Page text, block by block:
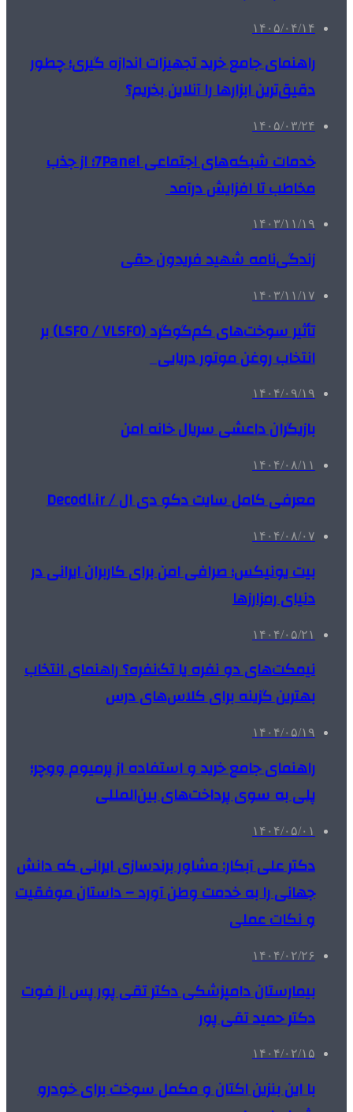
۱۴۰۵/۰۴/۱۴
راهنمای جامع خرید تجهیزات اندازه گیری؛ چطور
دقیق‌ترین ابزارها را آنلاین بخریم؟
۱۴۰۵/۰۳/۲۴
خدمات شبکه‌های اجتماعی 7Panel؛ از جذب
مخاطب تا افزایش درآمد
۱۴۰۳/۱۱/۱۹
زندگی‌نامه شهید فریدون حقی
۱۴۰۳/۱۱/۱۷
تأثیر سوخت‌های کم‌گوگرد (LSFO / VLSFO) بر
انتخاب روغن موتور دریایی
۱۴۰۴/۰۹/۱۹
بازیگران داعشی سریال خانه امن
۱۴۰۴/۰۸/۱۱
معرفی کامل سایت دکو دی ال / Decodl.ir
۱۴۰۴/۰۸/۰۷
بیت یونیکس؛ صرافی امن برای کاربران ایرانی در
دنیای رمزارزها
۱۴۰۴/۰۵/۲۱
نیمکت‌های دو نفره یا تک‌نفره؟ راهنمای انتخاب
بهترین گزینه برای کلاس‌های درس
۱۴۰۴/۰۵/۱۹
راهنمای جامع خرید و استفاده از پرمیوم ووچر؛
پلی به سوی پرداخت‌های بین‌المللی
۱۴۰۴/۰۵/۰۱
دکتر علی آبکار: مشاور برندسازی ایرانی که دانش
جهانی را به خدمت وطن آورد – داستان موفقیت
و نکات عملی
۱۴۰۴/۰۲/۲۶
بیمارستان دامپزشکی دکتر تقی پور پس از فوت
دکتر حمید تقی پور
۱۴۰۴/۰۲/۱۵
با این بنزین اکتان و مکمل سوخت برای خودرو